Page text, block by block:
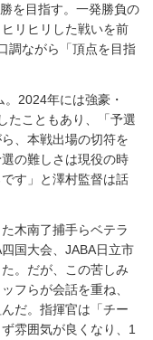
を目指す。一発勝負の
リヒリした戦いを前
調ながら「頂点を目指
2024年には強豪・
たこともあり、「予選
、本戦出場の切符を
の難しさは現役の時
す」と澤村監督は話
木南了捕手らベテラ
国大会、JABA日立市
。だが、この苦しみ
フらが会話を重ね、
だ。指揮官は「チー
雰囲気が良くなり、1